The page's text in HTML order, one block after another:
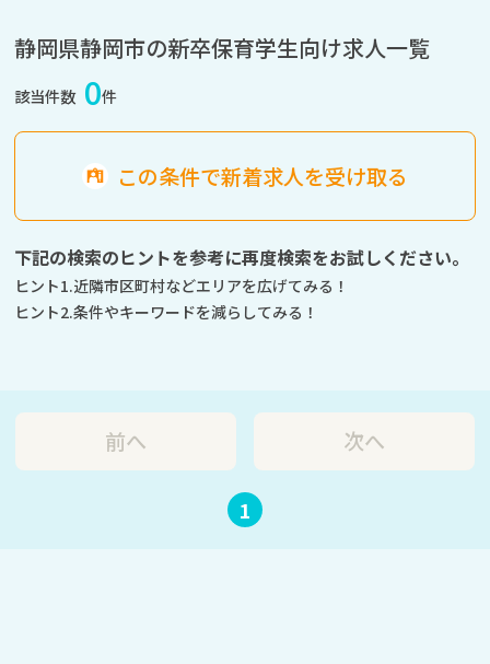
静岡県静岡市の新卒保育学生向け求人一覧
該当件数 0件
この条件で新着求人を受け取る
下記の検索のヒントを参考に再度検索をお試しください。
ヒント1.近隣市区町村などエリアを広げてみる！
ヒント2.条件やキーワードを減らしてみる！
前へ
1
次へ